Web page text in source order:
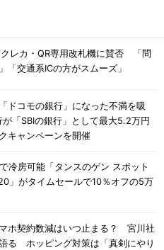
クレカ・QR専用改札機に賛否 「問
「交通系ICの方がスムーズ」
ドコモの銀行」になった不満を吸
「SBIの銀行」として最大5.2万円
キャンペーンを開催
冷房可能「タンスのゲン スポット
」がタイムセールで10％オフの5万
ホ契約数減はいつ止まる？ 宮川社
る ホッピング対策は「真剣にやり